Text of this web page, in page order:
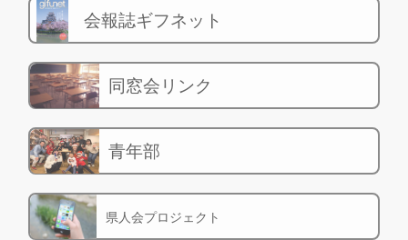
会報誌ギフネット
同窓会リンク
青年部
県人会プロジェクト